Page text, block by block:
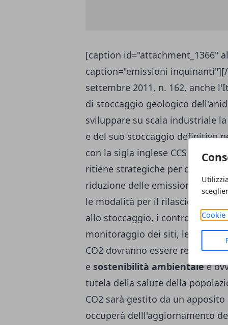
Cookie
[caption id="attachment_1366"
caption="emissioni
settembre 2011, n. 162, anche
di stoccaggio geologico
sviluppare su scala industriale
e del suo stoccaggio definitivo
con la sigla inglese CCS -
ritiene strategiche per
riduzione delle emissioni della
le modalità per il rilascio delle
allo stoccaggio, i controlli delle
monitoraggio dei siti, le
CO2 dovranno essere realizzati
e sostenibilità ambientalee
tutela della salute della
CO2 sarà gestito da un
occuperà delll'aggiornamento